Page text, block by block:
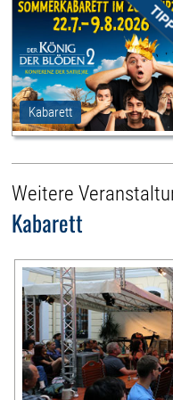
Kabarett
Weitere
Kabarett